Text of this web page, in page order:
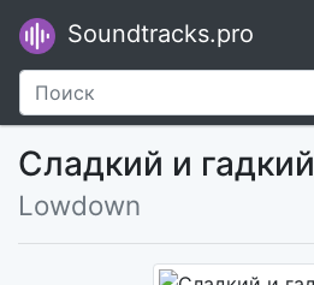
Soundtracks.pro
Сладкий и гадкий
Lowdown